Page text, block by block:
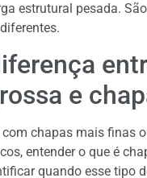
estrutural pesada.
e
chapas mais finas
entender o que é
quando esse tipo